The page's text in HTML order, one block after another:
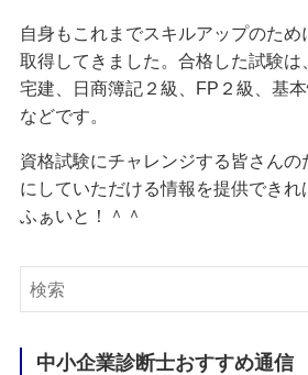
自身もこれまでスキルアップのた
取得してきました。合格した試験は
宅建、日商簿記２級、FP２級、基
などです。
資格試験にチャレンジする皆さん
にしていただける情報を提供できれ
ふぁいと！＾＾
中小企業診断士おすすめ通信